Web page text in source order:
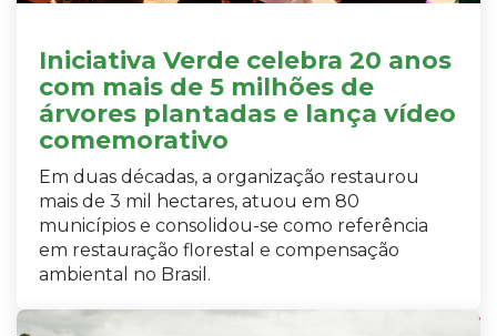
Iniciativa Verde celebra 20 anos
com mais de 5 milhões de
árvores plantadas e lança vídeo
comemorativo
Em duas décadas, a organização restaurou
mais de 3 mil hectares, atuou em 80
municípios e consolidou-se como referência
em restauração florestal e compensação
ambiental no Brasil.